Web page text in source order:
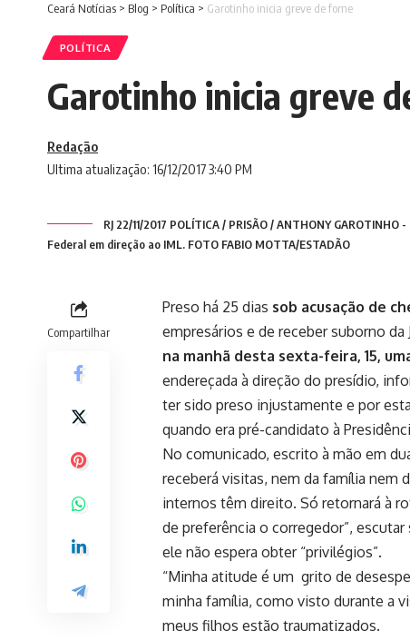
Ceará Notícias > Blog > Política > Garotinho inicia greve de fome
POLÍTICA
Garotinho inicia greve
Ultima atualização: 16/12/2017 3:40 PM
Redação
RJ 22/11/2017 POLÍTICA / PRISÃO / ANTHONY
Federal em direção ao IML. FOTO FABIO MOTTA/ESTADÃO
Compartilhar
Preso há 25 dias sob acusação de
empresários e de receber suborno da
na manhã desta sexta-feira, 15,
endereçada à direção do presídio,
ter sido preso injustamente e por
quando era pré-candidato à
No comunicado, escrito à mão em
receberá visitas, nem da família nem
internos têm direito. Só retornará à
de preferência o corregedor”, escutar
ele não espera obter “privilégios”.
“Minha atitude é um grito de
minha família, como visto durante a
meus filhos estão traumatizados.